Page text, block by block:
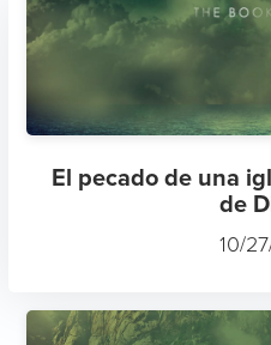
El pecado de una
de
10/